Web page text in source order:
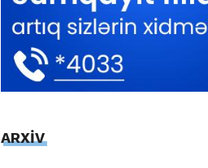
ARXİV